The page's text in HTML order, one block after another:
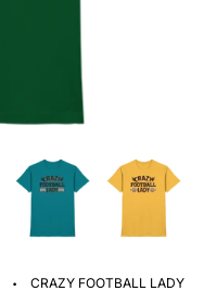
· CRAZY FOOTBALL LADY -